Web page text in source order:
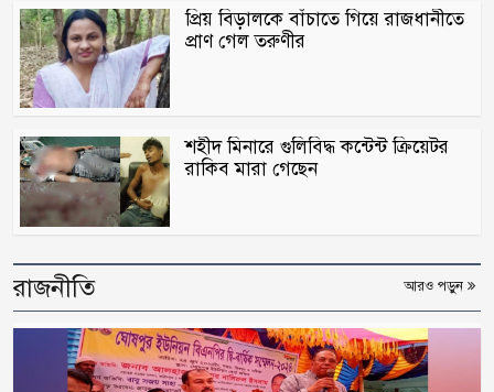
প্রিয় বিড়ালকে বাঁচাতে গিয়ে রাজধানীতে
প্রাণ গেল তরুণীর
শহীদ মিনারে গুলিবিদ্ধ কন্টেন্ট ক্রিয়েটর
রাকিব মারা গেছেন
রাজনীতি আরও পড়ুন